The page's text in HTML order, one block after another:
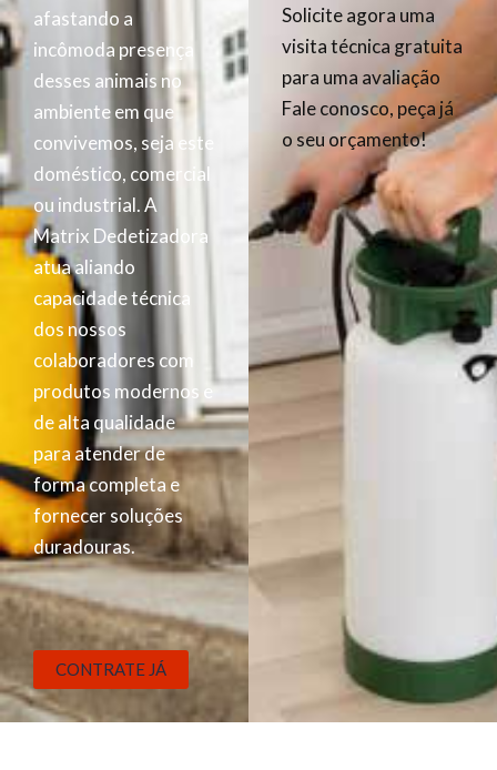
afastando a
incômoda presença
desses animais no
ambiente em que
convivemos, seja este
doméstico, comercial
ou industrial. A
Matrix Dedetizadora
atua aliando
capacidade técnica
dos nossos
colaboradores com
produtos modernos e
de alta qualidade
para atender de
forma completa e
fornecer soluções
duradouras.
CONTRATE JÁ
Solicite agora uma
visita técnica gratuita
para uma avaliação
Fale conosco, peça já
o seu orçamento!